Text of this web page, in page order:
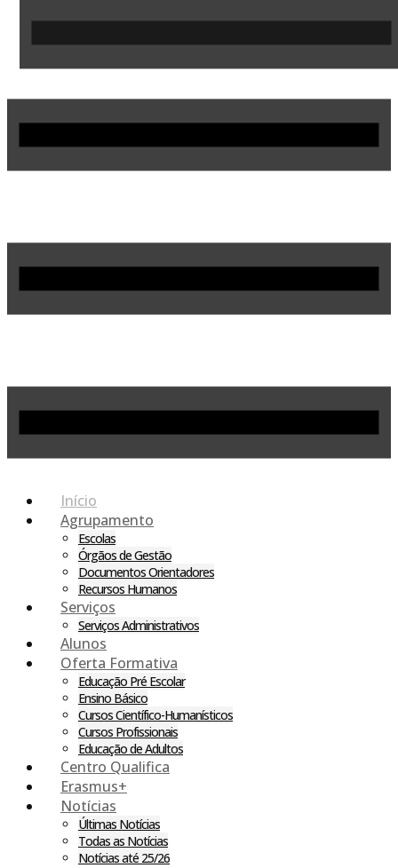
Início
Agrupamento
Escolas
Órgãos de Gestão
Documentos Orientadores
Recursos Humanos
Serviços
Serviços Administrativos
Alunos
Oferta Formativa
Educação Pré Escolar
Ensino Básico
Cursos Científico-Humanísticos
Cursos Profissionais
Educação de Adultos
Centro Qualifica
Erasmus+
Notícias
Últimas Notícias
Todas as Notícias
Notícias até 25/26